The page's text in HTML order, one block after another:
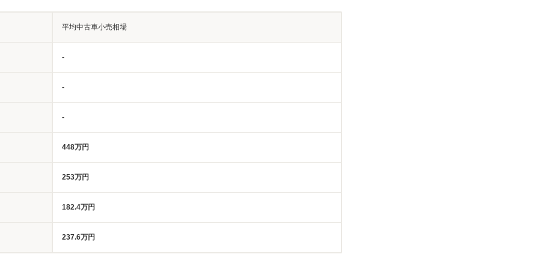
平均中古車小売相場
-
-
-
448万円
253万円
182.4万円
237.6万円